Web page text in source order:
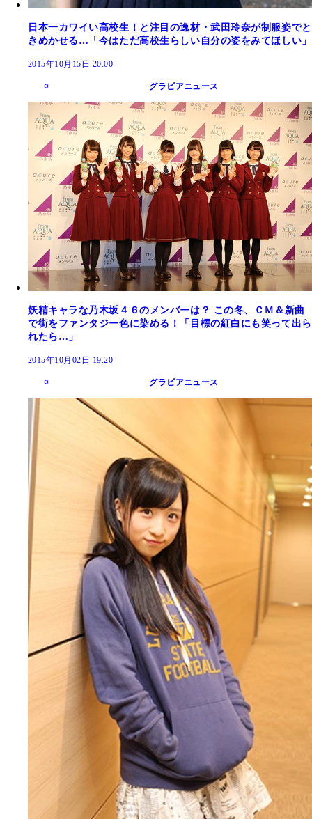
日本一カワイい高校生！と注目の逸材・武田玲奈が制服姿でと
きめかせる…「今はただ高校生らしい自分の姿をみてほしい」
2015年10月15日 20:00
グラビアニュース
妖精キャラな乃木坂４６のメンバーは？ この冬、ＣＭ＆新曲
で街をファンタジー色に染める！「目標の紅白にも笑って出ら
れたら…」
2015年10月02日 19:20
グラビアニュース